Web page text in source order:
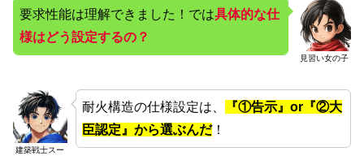
見習い女の子
要求性能は理解できました！では具体的な仕
様はどう設定するの？
建築戦士スー
耐火構造の仕様設定は、
『①告示』or『②大
臣認定』から選ぶんだ！